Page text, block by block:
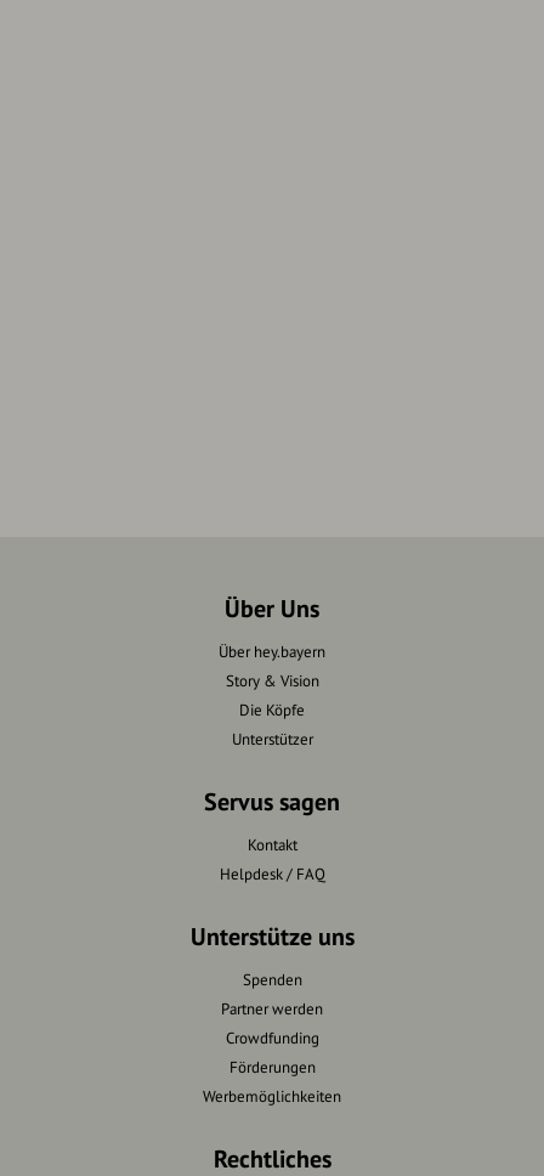
Über Uns
Über hey.bayern
Story & Vision
Die Köpfe
Unterstützer
Servus sagen
Kontakt
Helpdesk / FAQ
Unterstütze uns
Spenden
Partner werden
Crowdfunding
Förderungen
Werbemöglichkeiten
Rechtliches